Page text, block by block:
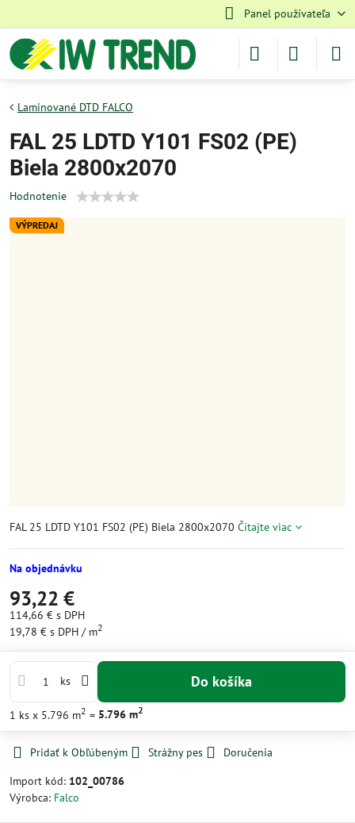
Panel používateľa
VÝPREDAJ
Laminované DTD FALCO
FAL 25 LDTD Y101 FS02 (PE)
Biela 2800x2070
Hodnotenie
FAL 25 LDTD Y101 FS02 (PE) Biela 2800x2070 Čítajte viac
Na objednávku
93,22 €
114,66 € s DPH
19,78 € s DPH / m2
ks Do košíka
1 ks x 5.796 m2 = 5.796 m2
Pridať k Obľúbeným Strážny pes
Doručenia
Import kód: 102_00786
Výrobca: Falco